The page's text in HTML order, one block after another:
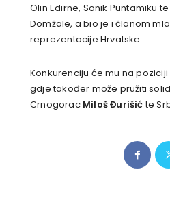
Olin Edirne, Sonik Puntamiku
Domžale, a bio je i članom
reprezentacije Hrvatske.
Konkurenciju će mu na
gdje također može pružiti
Crnogorac Miloš Đurišićte